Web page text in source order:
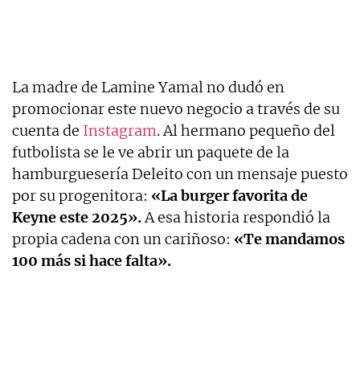
La madre de Lamine Yamal no dudó en
promocionar este nuevo negocio a través de su
cuenta de Instagram. Al hermano pequeño del
futbolista se le ve abrir un paquete de la
hamburguesería Deleito con un mensaje puesto
por su progenitora: «La burger favorita de
Keyne este 2025».A esa historia respondió la
propia cadena con un cariñoso: «Te mandamos
100 más si hace falta».